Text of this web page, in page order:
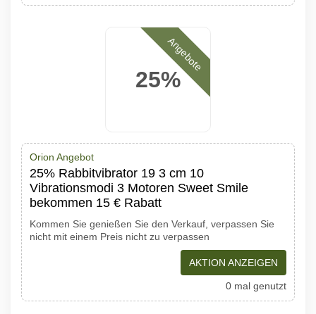
25%
Angebote
Orion Angebot
25% Rabbitvibrator 19 3 cm 10
Vibrationsmodi 3 Motoren Sweet Smile
bekommen 15 € Rabatt
Kommen Sie genießen Sie den Verkauf, verpassen Sie
nicht mit einem Preis nicht zu verpassen
AKTION ANZEIGEN
0 mal genutzt